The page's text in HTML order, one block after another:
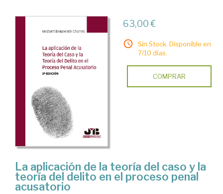
63,00 €
Sin Stock. Disponible en
7/10 días.
COMPRAR
La aplicación de la teoría del caso y la
teoría del delito en el proceso penal
acusatorio